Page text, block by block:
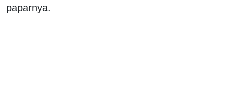
paparnya.